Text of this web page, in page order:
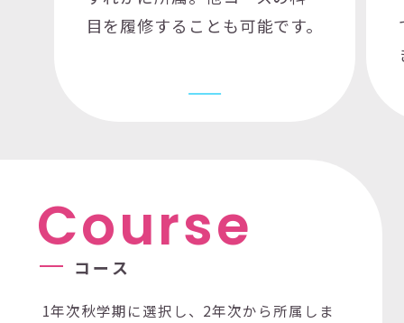
目を履修することも可能です。
Course
コ ー ス
1年次秋学期に選択し、2年次から所属しま